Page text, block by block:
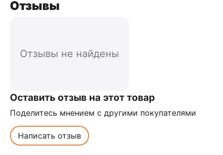
Отзывы
Отзывы не найдены
Оставить отзыв на этот товар
Поделитесь мнением с другими покупателями
Написать отзыв